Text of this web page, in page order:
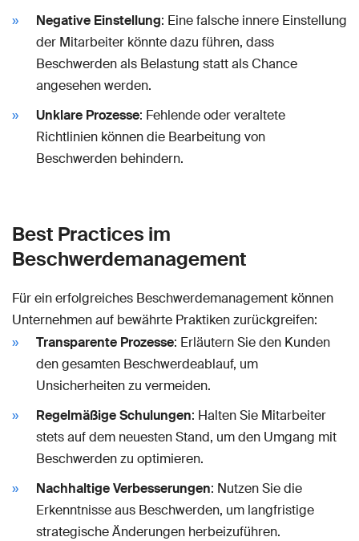
Negative Einstellung: Eine falsche innere Einstellung
der Mitarbeiter könnte dazu führen, dass
Beschwerden als Belastung statt als Chance
angesehen werden.
Unklare Prozesse: Fehlende oder veraltete
Richtlinien können die Bearbeitung von
Beschwerden behindern.
Best Practices im
Beschwerdemanagement
Für ein erfolgreiches Beschwerdemanagement können
Unternehmen auf bewährte Praktiken zurückgreifen:
Transparente Prozesse: Erläutern Sie den Kunden
den gesamten Beschwerdeablauf, um
Unsicherheiten zu vermeiden.
Regelmäßige Schulungen: Halten Sie Mitarbeiter
stets auf dem neuesten Stand, um den Umgang mit
Beschwerden zu optimieren.
Nachhaltige Verbesserungen: Nutzen Sie die
Erkenntnisse aus Beschwerden, um langfristige
strategische Änderungen herbeizuführen.